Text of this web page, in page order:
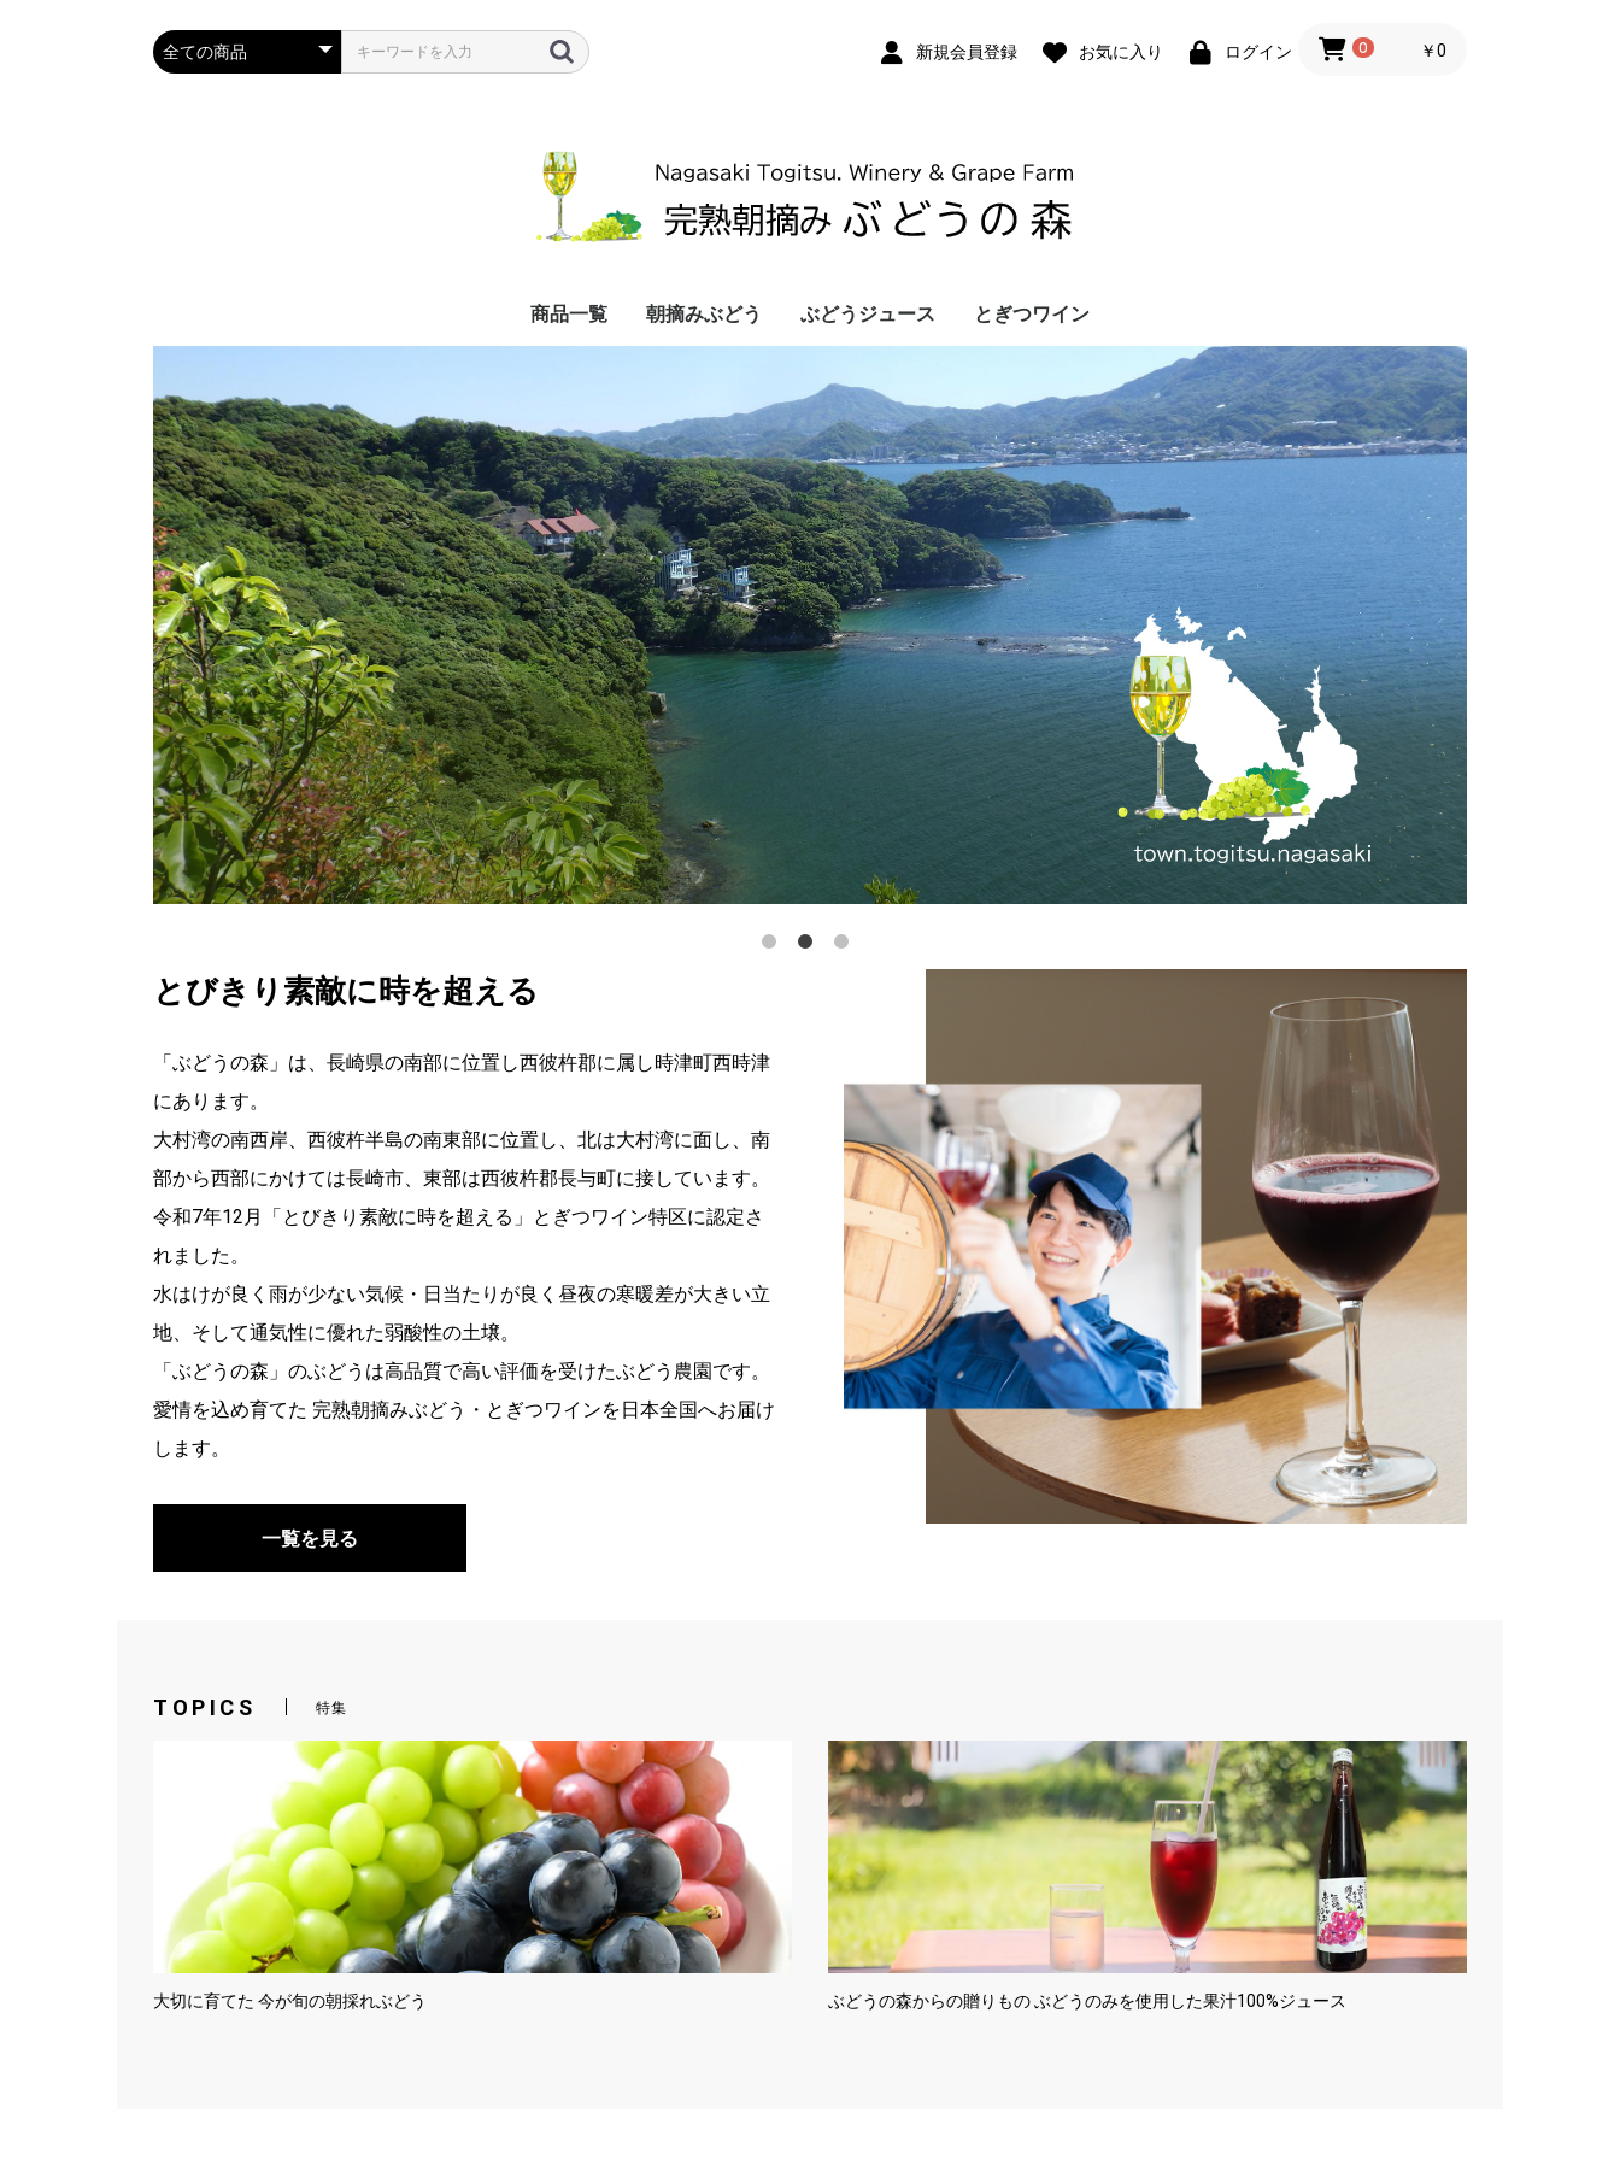
新規会員登録 お気に入り ログイン 0 ￥0
商品一覧 朝摘みぶどう ぶどうジュース とぎつワイン
とびきり素敵に時を超える
「ぶどうの森」は、長崎県の南部に位置し西彼杵郡に属し時津町西時津
にあります。
大村湾の南西岸、西彼杵半島の南東部に位置し、北は大村湾に面し、南
部から西部にかけては長崎市、東部は西彼杵郡長与町に接しています。
令和7年12月「とびきり素敵に時を超える」とぎつワイン特区に認定さ
れました。
水はけが良く雨が少ない気候・日当たりが良く昼夜の寒暖差が大きい立
地、そして通気性に優れた弱酸性の土壌。
「ぶどうの森」のぶどうは高品質で高い評価を受けたぶどう農園です。
愛情を込め育てた 完熟朝摘みぶどう・とぎつワインを日本全国へお届け
します。
一覧を見る
TOPICS 特集
大切に育てた 今が旬の朝採れぶどう ぶどうの森からの贈りもの ぶどうのみを使用した果汁100%ジュース